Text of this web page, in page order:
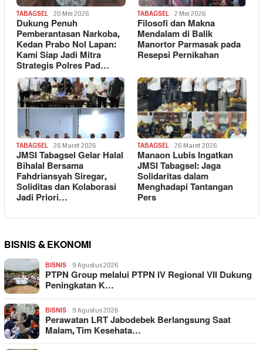
TABAGSEL 20 Mei 2026
Dukung Penuh
Pemberantasan Narkoba,
Kedan Prabo Nol Lapan:
Kami Siap Jadi Mitra
Strategis Polres Pad…
TABAGSEL 2 Mei 2026
Filosofi dan Makna
Mendalam di Balik
Manortor Parmasak pada
Resepsi Pernikahan
TABAGSEL 26 Maret 2026
JMSI Tabagsel Gelar Halal
Bihalal Bersama
Fahdriansyah Siregar,
Soliditas dan Kolaborasi
Jadi Priori…
TABAGSEL 26 Maret 2026
Manaon Lubis Ingatkan
JMSI Tabagsel: Jaga
Solidaritas dalam
Menghadapi Tantangan
Pers
BISNIS & EKONOMI
BISNIS 9 Agustus 2026
PTPN Group melalui PTPN IV Regional VII Dukung
Peningkatan K…
BISNIS 9 Agustus 2026
Perawatan LRT Jabodebek Berlangsung Saat
Malam, Tim Kesehata…